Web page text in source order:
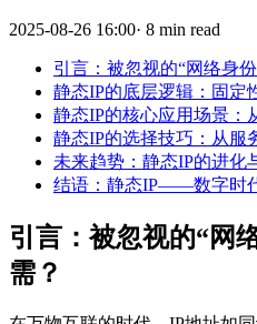
2025-08-26 16:00· 8 min read
引言：被忽视的“网络身
静态IP的底层逻辑：固定
静态IP的核心应用场景：
静态IP的选择技巧：从服
未来趋势：静态IP的进化
结语：静态IP——数字时
引言：被忽视的“网
需？